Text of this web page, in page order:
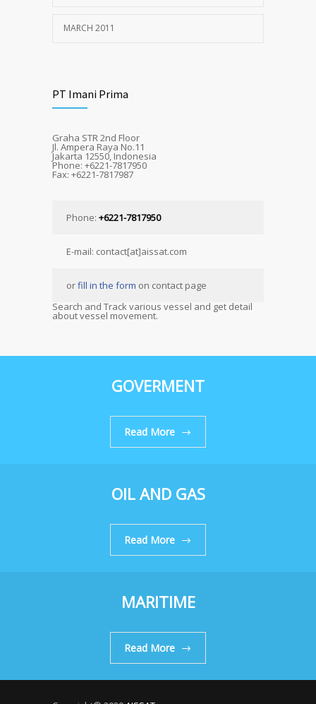
MARCH 2011
PT Imani Prima
Graha STR 2nd Floor
Jl. Ampera Raya No.11
Jakarta 12550, Indonesia
Phone: +6221-7817950
Fax: +6221-7817987
Phone: +6221-7817950
E-mail: contact[at]aissat.com
orfill in the form on contact page
Search and Track various vessel and get detail
about vessel movement.
GOVERMENT
Read More
OIL AND GAS
Read More
MARITIME
Read More